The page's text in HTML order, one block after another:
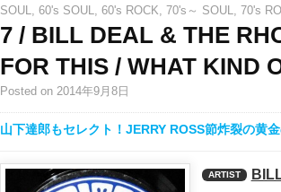
SOUL, 60's SOUL, 60's ROCK, 70's～ SOUL, 70's
7 / BILL DEAL & THE
FOR THIS / WHAT KIND
Posted on 2014年9月8日
山下達郎もセレクト！JERRY ROSS節炸裂の黄
ARTIST